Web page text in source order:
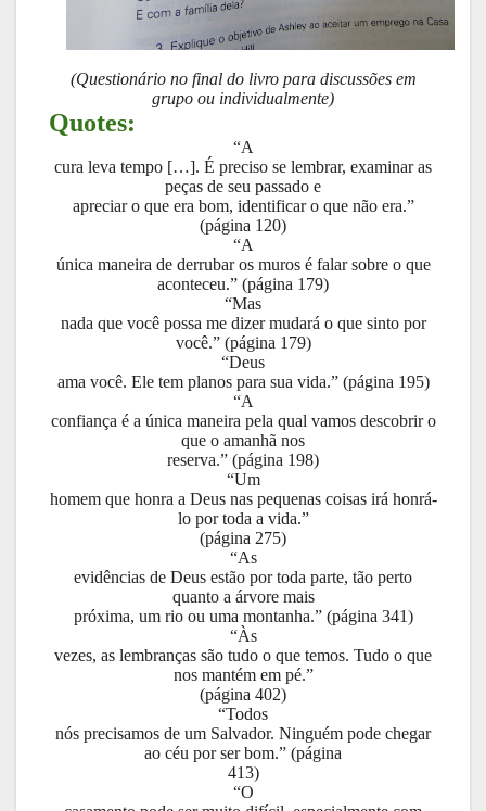
(Questionário no final do livro para discussões em
grupo ou individualmente)
Quotes:
“A
cura leva tempo […]. É preciso se lembrar, examinar as
peças de seu passado e
apreciar o que era bom, identificar o que não era.”
(página 120)
“A
única maneira de derrubar os muros é falar sobre o que
aconteceu.” (página 179)
“Mas
nada que você possa me dizer mudará o que sinto por
você.” (página 179)
“Deus
ama você. Ele tem planos para sua vida.” (página 195)
“A
confiança é a única maneira pela qual vamos descobrir o
que o amanhã nos
reserva.” (página 198)
“Um
homem que honra a Deus nas pequenas coisas irá honrá-
lo por toda a vida.”
(página 275)
“As
evidências de Deus estão por toda parte, tão perto
quanto a árvore mais
próxima, um rio ou uma montanha.” (página 341)
“Às
vezes, as lembranças são tudo o que temos. Tudo o que
nos mantém em pé.”
(página 402)
“Todos
nós precisamos de um Salvador. Ninguém pode chegar
ao céu por ser bom.” (página
413)
“O